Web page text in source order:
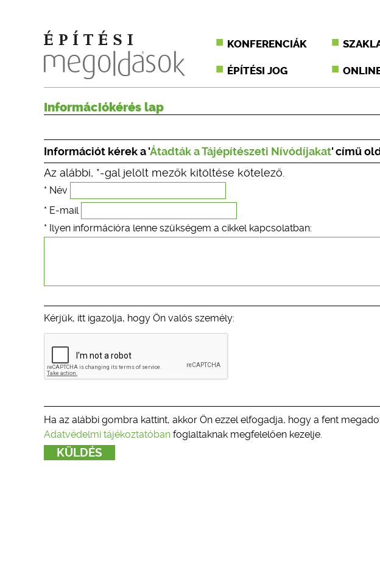
KONFERENCIÁK
ÉPÍTÉSI JOG
Információkérés lap
Információt kérek a 'Átadták a Tájépítészeti Nívódíjakat' című
Az alábbi, *-gal jelölt mezők kitöltése kötelező.
* Név
* E-mail
* Ilyen információra lenne szükségem a cikkel kapcsolatban:
Kérjük, itt igazolja, hogy Ön valós személy:
Ha az alábbi gombra kattint, akkor Ön ezzel elfogadja, hogy a fent
Adatvédelmi tájékoztatóban foglaltaknak megfelelően kezelje.